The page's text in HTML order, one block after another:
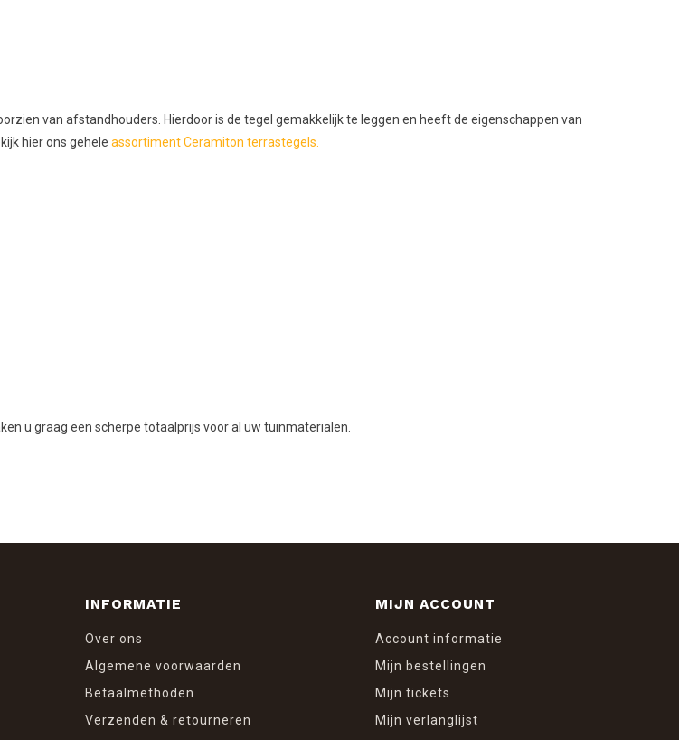
van afstandhouders. Hierdoor is de tegel gemakkelijk te leggen en heeft de eigenschappen van
hier ons gehele assortiment Ceramiton terrastegels.
u graag een scherpe totaalprijs voor al uw tuinmaterialen.
INFORMATIE
Over ons
Algemene voorwaarden
Betaalmethoden
Verzenden & retourneren
MIJN ACCOUNT
Account informatie
Mijn bestellingen
Mijn tickets
Mijn verlanglijst